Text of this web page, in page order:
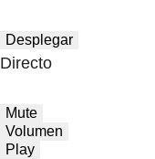
Desplegar
Directo
Mute
Volumen
Play